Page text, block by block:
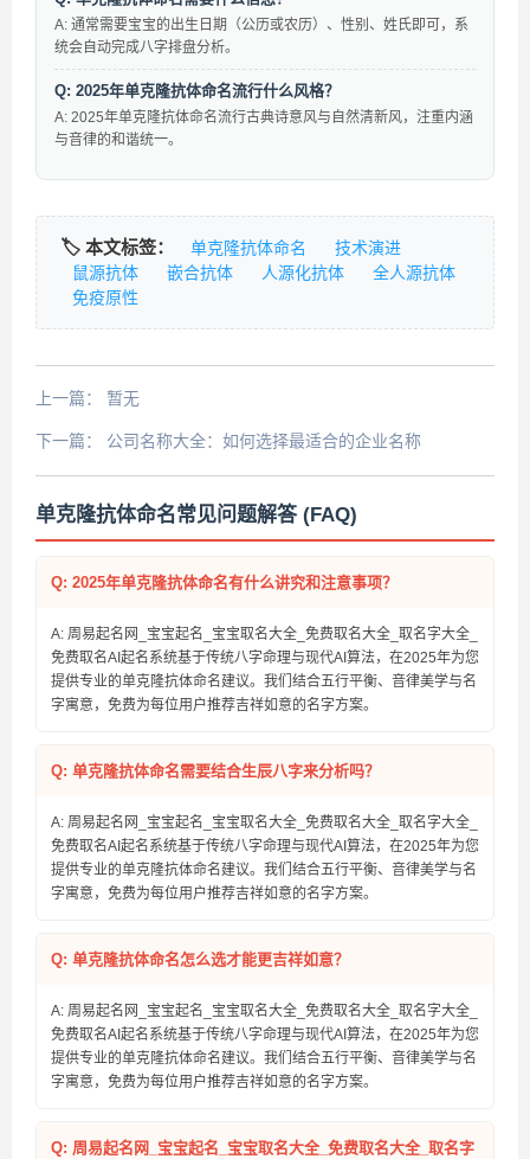
A: 通常需要宝宝的出生日期（公历或农历）、性别、姓氏即可，系
统会自动完成八字排盘分析。
Q: 2025年单克隆抗体命名流行什么风格？
A: 2025年单克隆抗体命名流行古典诗意风与自然清新风，注重内涵
与音律的和谐统一。
🏷️ 本文标签： 单克隆抗体命名
技术演进
鼠源抗体
嵌合抗体 人源化抗体
全人源抗体
免疫原性
上一篇： 暂无
下一篇： 公司名称大全：如何选择最适合的企业名称
单克隆抗体命名常见问题解答 (FAQ)
Q: 2025年单克隆抗体命名有什么讲究和注意事项？
A: 周易起名网_宝宝起名_宝宝取名大全_免费取名大全_取名字大全_
免费取名AI起名系统基于传统八字命理与现代AI算法，在2025年为您
提供专业的单克隆抗体命名建议。我们结合五行平衡、音律美学与名
字寓意，免费为每位用户推荐吉祥如意的名字方案。
Q: 单克隆抗体命名需要结合生辰八字来分析吗？
A: 周易起名网_宝宝起名_宝宝取名大全_免费取名大全_取名字大全_
免费取名AI起名系统基于传统八字命理与现代AI算法，在2025年为您
提供专业的单克隆抗体命名建议。我们结合五行平衡、音律美学与名
字寓意，免费为每位用户推荐吉祥如意的名字方案。
Q: 单克隆抗体命名怎么选才能更吉祥如意？
A: 周易起名网_宝宝起名_宝宝取名大全_免费取名大全_取名字大全_
免费取名AI起名系统基于传统八字命理与现代AI算法，在2025年为您
提供专业的单克隆抗体命名建议。我们结合五行平衡、音律美学与名
字寓意，免费为每位用户推荐吉祥如意的名字方案。
Q: 周易起名网_宝宝起名_宝宝取名大全_免费取名大全_取名字